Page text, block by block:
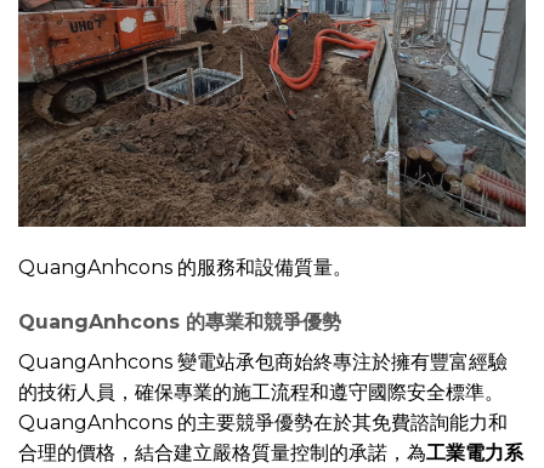
QuangAnhcons 的服務和設備質量。
QuangAnhcons 的專業和競爭優勢
QuangAnhcons 變電站承包商始終專注於擁有豐富經驗
的技術人員，確保專業的施工流程和遵守國際安全標準。
QuangAnhcons 的主要競爭優勢在於其免費諮詢能力和
合理的價格，結合建立嚴格質量控制的承諾，為工業電力系